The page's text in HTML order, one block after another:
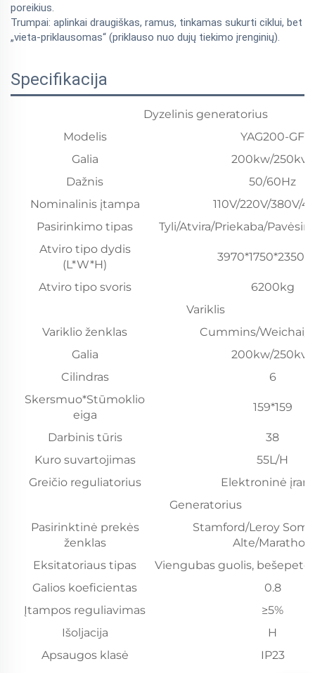
poreikius.
Trumpai: aplinkai draugiškas, ramus, tinkamas sukurti ciklui, bet
„vieta-priklausomas“ (priklauso nuo dujų tiekimo įrenginių).
Specifikacija
Dyzelinis generatorius
Modelis
YAG200-GF
Galia
200kw/250kva
Dažnis
50/60Hz
Nominalinis įtampa
110V/220V/380V/
Pasirinkimo tipas
Tyli/Atvira/Priekaba/
Atviro tipo dydis
(L*W*H)
Atviro tipo svoris
6200kg
Variklis
Variklio ženklas
Cummins/Weichai/
Galia
200kw/250kva
Cilindras
6
Skersmuo*Stūmoklio
eiga
159*159
Darbinis tūris
38
Kuro suvartojimas
55L/H
Greičio reguliatorius
Elektroninė
Generatorius
Pasirinktinė prekės
ženklas
Stamford/Leroy
Alte/Marathon
Eksitatoriaus tipas
Viengubas guolis,
Galios koeficientas
0.8
Įtampos reguliavimas
≥5%
Išoljacija
H
Apsaugos klasė
IP23